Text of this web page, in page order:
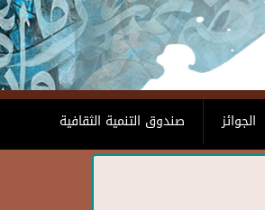
صندوق التنمية الثقافية الجوائز